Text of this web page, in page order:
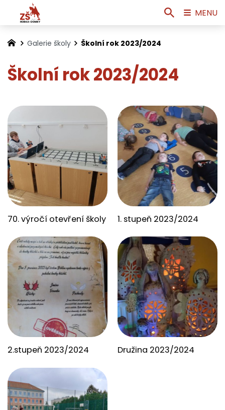
Galerie školy Školní rok 2023/2024
Školní rok 2023/2024
70. výročí otevření školy 1. stupeň 2023/2024
2.stupeň 2023/2024 Družina 2023/2024
MENU